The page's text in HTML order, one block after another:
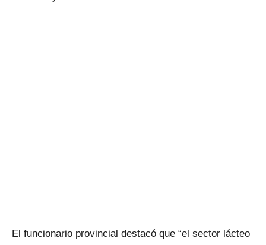
El funcionario provincial destacó que “el sector lácteo